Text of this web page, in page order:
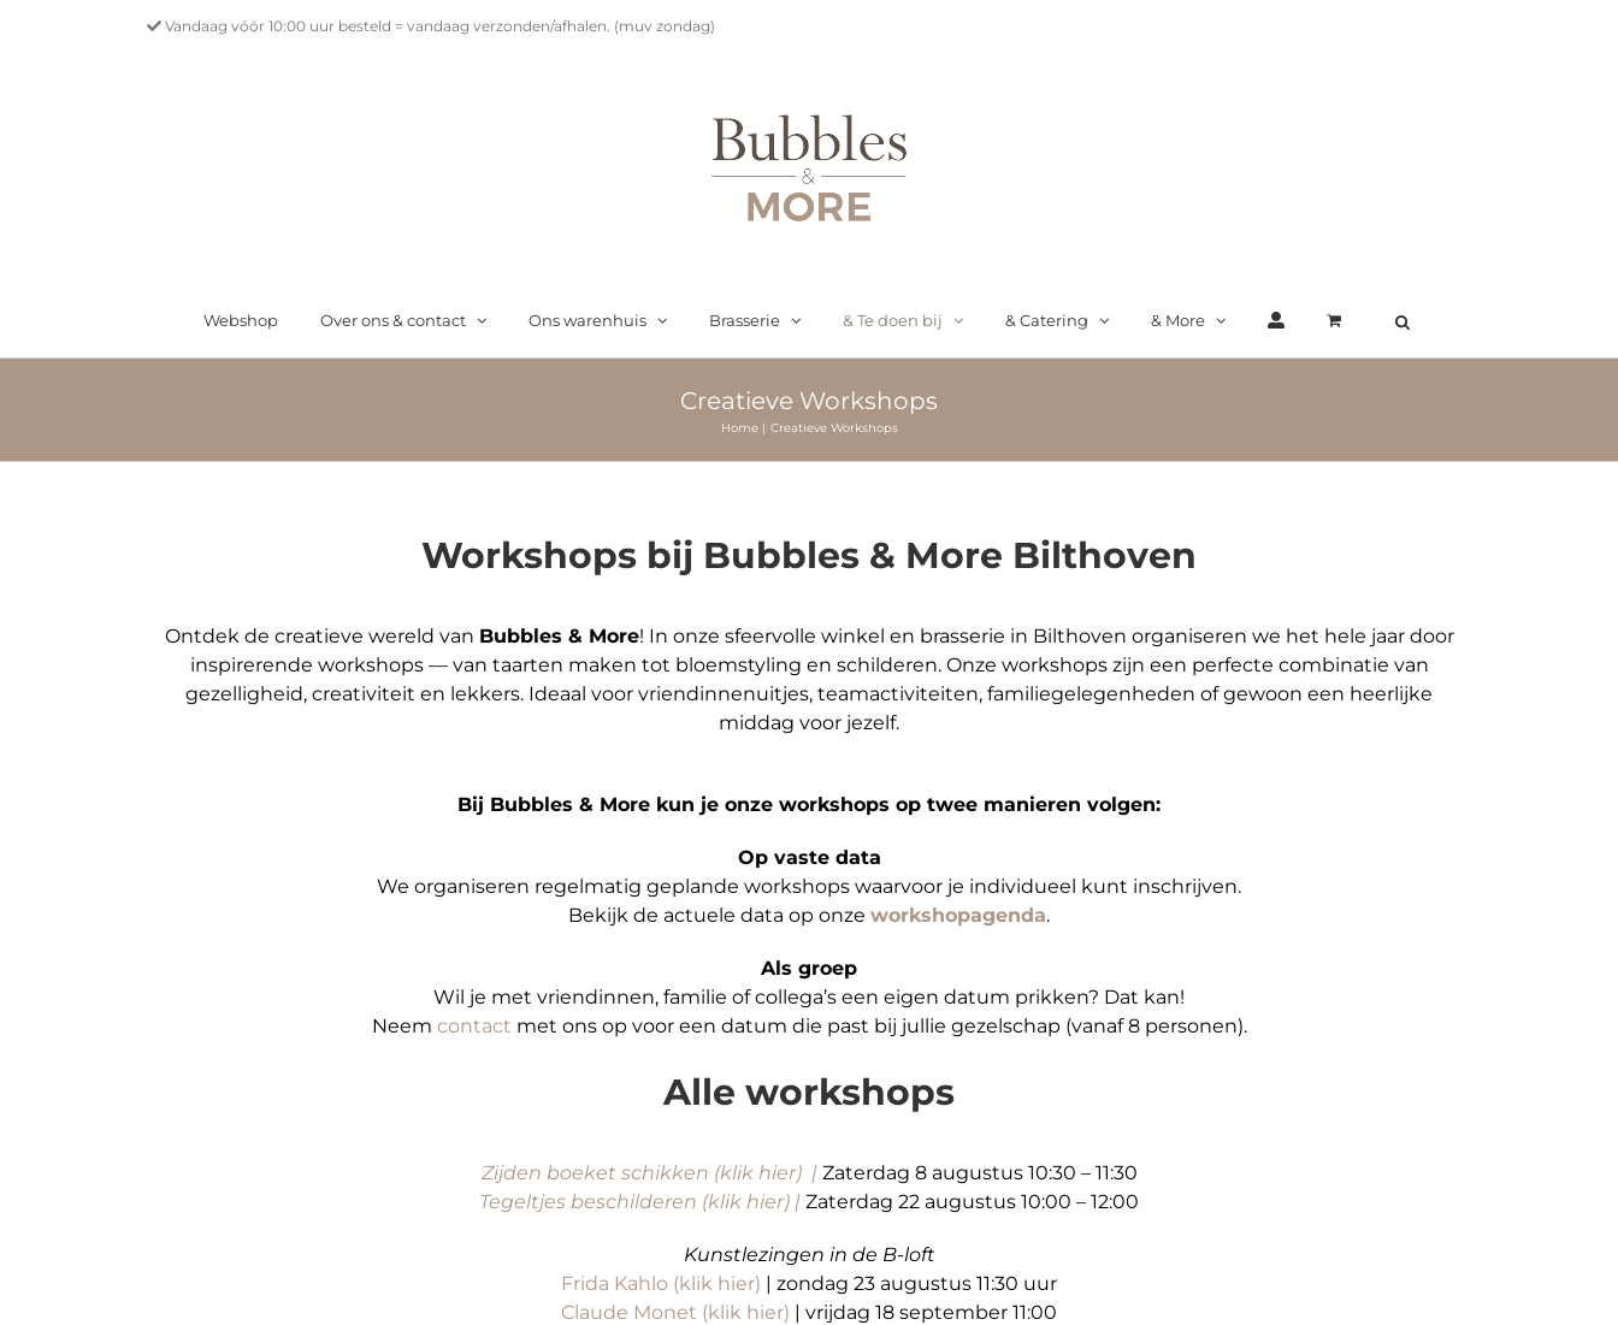
Vandaag vóór 10:00 uur besteld = vandaag verzonden/afhalen. (muv zondag)
Webshop Over ons & contact Ons warenhuis Brasserie & Te doen bij & Catering & More
Creatieve Workshops
Home Creatieve Workshops
Workshops bij Bubbles & More Bilthoven
Ontdek de creatieve wereld van Bubbles & More! In onze sfeervolle winkel en brasserie in Bilthoven organiseren we het hele jaar door
inspirerende workshops — van taarten maken tot bloemstyling en schilderen. Onze workshops zijn een perfecte combinatie van
gezelligheid, creativiteit en lekkers. Ideaal voor vriendinnenuitjes, teamactiviteiten, familiegelegenheden of gewoon een heerlijke
middag voor jezelf.
Bij Bubbles & More kun je onze workshops op twee manieren volgen:
Op vaste data
We organiseren regelmatig geplande workshops waarvoor je individueel kunt inschrijven.
Bekijk de actuele data op onze workshopagenda.
Als groep
Wil je met vriendinnen, familie of collega’s een eigen datum prikken? Dat kan!
Neem contact met ons op voor een datum die past bij jullie gezelschap (vanaf 8 personen).
Alle workshops
Zijden boeket schikken (klik hier) | Zaterdag 8 augustus 10:30 – 11:30
Tegeltjes beschilderen (klik hier) | Zaterdag 22 augustus 10:00 – 12:00
Kunstlezingen in de B-loft
Frida Kahlo (klik hier) | zondag 23 augustus 11:30 uur
Claude Monet (klik hier) | vrijdag 18 september 11:00